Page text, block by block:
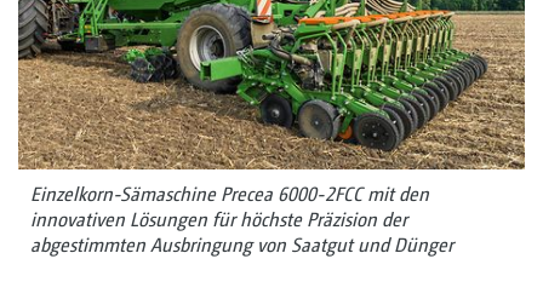
Einzelkorn-Sämaschine Precea 6000-2FCC mit den
innovativen Lösungen für höchste Präzision der
abgestimmten Ausbringung von Saatgut und Dünger